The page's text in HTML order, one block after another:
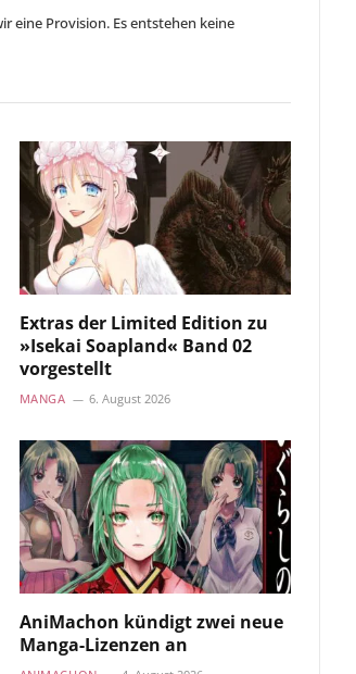
eine Provision. Es entstehen keine
Extras der Limited Edition zu
»Isekai Soapland« Band 02
vorgestellt
MANGA 6. August 2026
AniMachon kündigt zwei neue
Manga-Lizenzen an